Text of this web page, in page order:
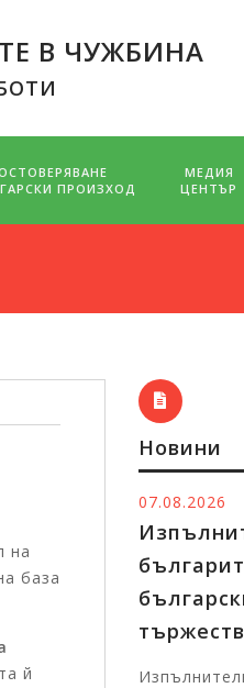
В ЧУЖБИНА
ПРОИЗХОД
МЕДИЯ
ЦЕНТЪР
на
база
й
Новини
за
отличи млади
от цял свят на
в София
българите в чужбина